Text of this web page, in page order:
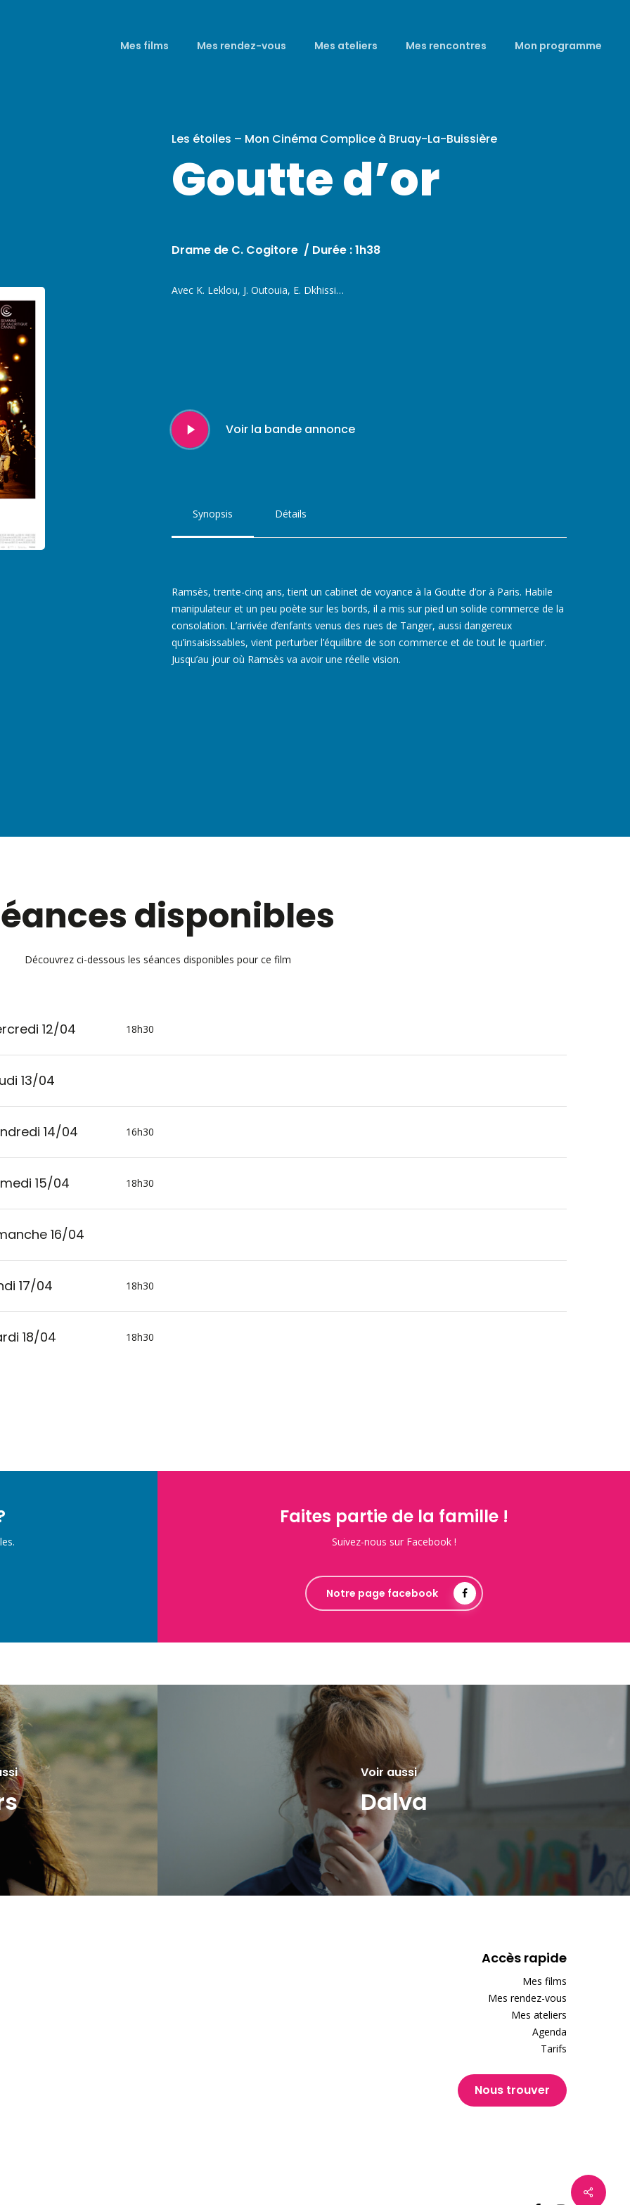
Mes films Mes rendez-vous Mes ateliers Mes rencontres Mon programme
Les étoiles – Mon Cinéma Complice à Bruay-La-Buissière
Goutte d’or
Drame de C. Cogitore / Durée : 1h38
Avec K. Leklou, J. Outouia, E. Dkhissi…
Play
Video
Voir la bande annonce
Synopsis Détails
Ramsès, trente-cinq ans, tient un cabinet de voyance à la Goutte d’or à Paris. Habile
manipulateur et un peu poète sur les bords, il a mis sur pied un solide commerce de la
consolation. L’arrivée d’enfants venus des rues de Tanger, aussi dangereux
qu’insaisissables, vient perturber l’équilibre de son commerce et de tout le quartier.
Jusqu’au jour où Ramsès va avoir une réelle vision.
disponibles
Découvrez ci-dessous les séances disponibles pour ce film
12/04 18h30
13/04
14/04 16h30
15/04 18h30
16/04
17/04 18h30
18/04 18h30
Faites partie de la famille !
Suivez-nous sur Facebook !
Notre page facebook
Voir aussi
Dalva
Accès rapide
Mes films
Mes rendez-vous
Mes ateliers
Agenda
Tarifs
Nous trouver